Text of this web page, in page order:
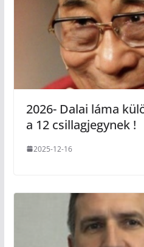
2026- Dalai láma
a 12 csillagjegynek !
2025-12-16